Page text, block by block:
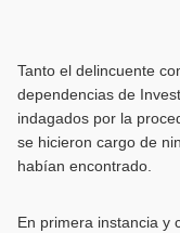
Tanto el delincuente
dependencias de
indagados por la
se hicieron cargo de
habían encontrado.
En primera instancia y